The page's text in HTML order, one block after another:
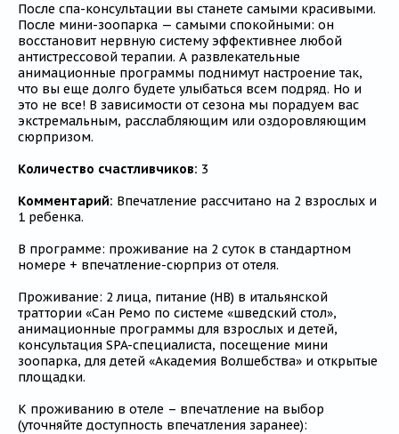
После спа-консультации вы станете самыми красивыми.
После мини-зоопарка — самыми спокойными: он
восстановит нервную систему эффективнее любой
антистрессовой терапии. А развлекательные
анимационные программы поднимут настроение так,
что вы еще долго будете улыбаться всем подряд. Но и
это не все! В зависимости от сезона мы порадуем вас
экстремальным, расслабляющим или оздоровляющим
сюрпризом.
Количество счастливчиков: 3
Комментарий: Впечатление рассчитано на 2 взрослых и
1 ребенка.
В программе: проживание на 2 суток в стандартном
номере + впечатление-сюрприз от отеля.
Проживание: 2 лица, питание (HB) в итальянской
траттории «Сан Ремо по системе «шведский стол»,
анимационные программы для взрослых и детей,
консультация SPA-специалиста, посещение мини
зоопарка, для детей «Академия Волшебства» и открытые
площадки.
К проживанию в отеле – впечатление на выбор
(уточняйте доступность впечатления заранее):